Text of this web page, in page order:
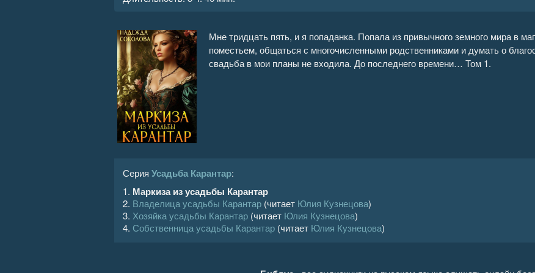
Маркиза из усадьбы Карантар 17
Маркиза из усадьбы Карантар 18
Маркиза из усадьбы Карантар 19
Маркиза из усадьбы Карантар 20
Маркиза из усадьбы Карантар 23
Маркиза из усадьбы Карантар 24
Мне тридцать пять, и я попаданка. Попала из привычного земного мира в
поместьем, общаться с многочисленными родственниками и думать о
свадьба в мои планы не входила. До последнего времени… Том 1.
Серия Усадьба Карантар:
1. Маркиза из усадьбы Карантар
2. Владелица усадьбы Карантар (читает Юлия Кузнецова)
3. Хозяйка усадьбы Карантар (читает Юлия Кузнецова)
4. Собственница усадьбы Карантар (читает Юлия Кузнецова)